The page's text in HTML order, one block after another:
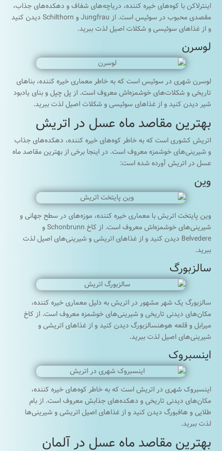
اینترلاکن با کوه‌های خیره کننده، دریاچه‌های شفاف و دهکده‌های جذاب،
مقصدی محبوب در سوئیس است. از Jungfrau و Schilthorn دیدن کنید
و از غذاهای سوئیسی و شکلات اصیل لذت ببرید.
لوسرن
لوسرن شهری در سوئیس است که به خاطر معماری خیره کننده، بناهای
تاریخی و شکلات‌های خوشمزه‌اش معروف است. از پل چپل و بنای یادبود
شیر دیدن کنید و از غذاهای سوئیسی و شکلات اصیل لذت ببرید.
بهترین مقاصد ماه عسل در اتریش
اتریش کشوری است که به خاطر کوه‌های خیره کننده، دهکده‌های جذاب
و شیرینی‌های خوشمزه معروف است. در اینجا برخی از بهترین مقاصد ماه
عسل در اتریش آورده شده است:
وین
وین پایتخت اتریش با معماری خیره کننده، موزه‌های در سطح جهانی و
شیرینی‌های خوشمزه‌اش معروف است. از کاخ Schonbrunn و
Belvedere دیدن کنید و از غذاهای اتریشی و شیرینی‌های اصیل لذت
ببرید.
سالزبورگ
سالزبورگ یک شهر مشهور در اتریش به دلیل معماری خیره کننده،
مکان‌های دیدنی تاریخی و شیرینی‌های خوشمزه معروف است. از کاخ
میرابل و قلعه هوهنسالزبورگ دیدن کنید و از غذاهای اتریشی و
شیرینی‌های اصیل لذت ببرید.
اینسبروک
اینسبروک شهری در اتریش است که به خاطر کوه‌های خیره کننده،
مکان‌های دیدنی تاریخی و دهکده‌های جذابش معروف است. از بام
طلایی و هافبورگ دیدن کنید و از غذاهای اصیل اتریشی و شیرینی‌ها
لذت ببرید.
بهترین مقاصد ماه عسل در آلمان